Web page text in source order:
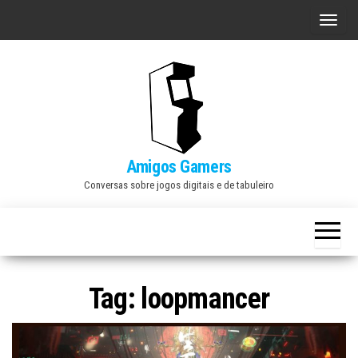
A
a
v
Amigos Gamers
Conversas sobre jogos digitais e de tabuleiro
Tag: loopmancer